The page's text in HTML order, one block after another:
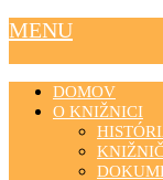
MENU
DOMOV
O KNIŽNICI